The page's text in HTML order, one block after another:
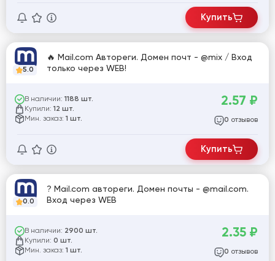
Купить
5.0
🔥 Mail.com Автореги. Домен почт - @mix / Вход
только через WEB!
В наличии: 1188 шт.
Купили: 12 шт.
Мин. заказ: 1 шт.
2.57 ₽
0 отзывов
Купить
0.0
? Mail.com автореги. Домен почты - @mail.com.
Вход через WEB
В наличии: 2900 шт.
Купили: 0 шт.
Мин. заказ: 1 шт.
2.35 ₽
0 отзывов